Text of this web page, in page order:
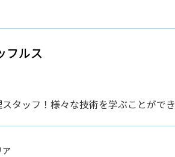
フルス
タッフ！様々な技術を学ぶことができ